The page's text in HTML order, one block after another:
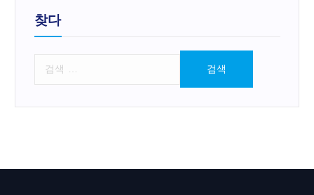
찾다